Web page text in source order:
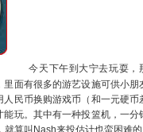
今天下午到大宁去玩耍，
里面有很多的游艺设施可供小朋
民币换购游戏币（和一元硬币
能玩。其中有一种投篮机，一分
算叫Nash来投估计也蛮困难